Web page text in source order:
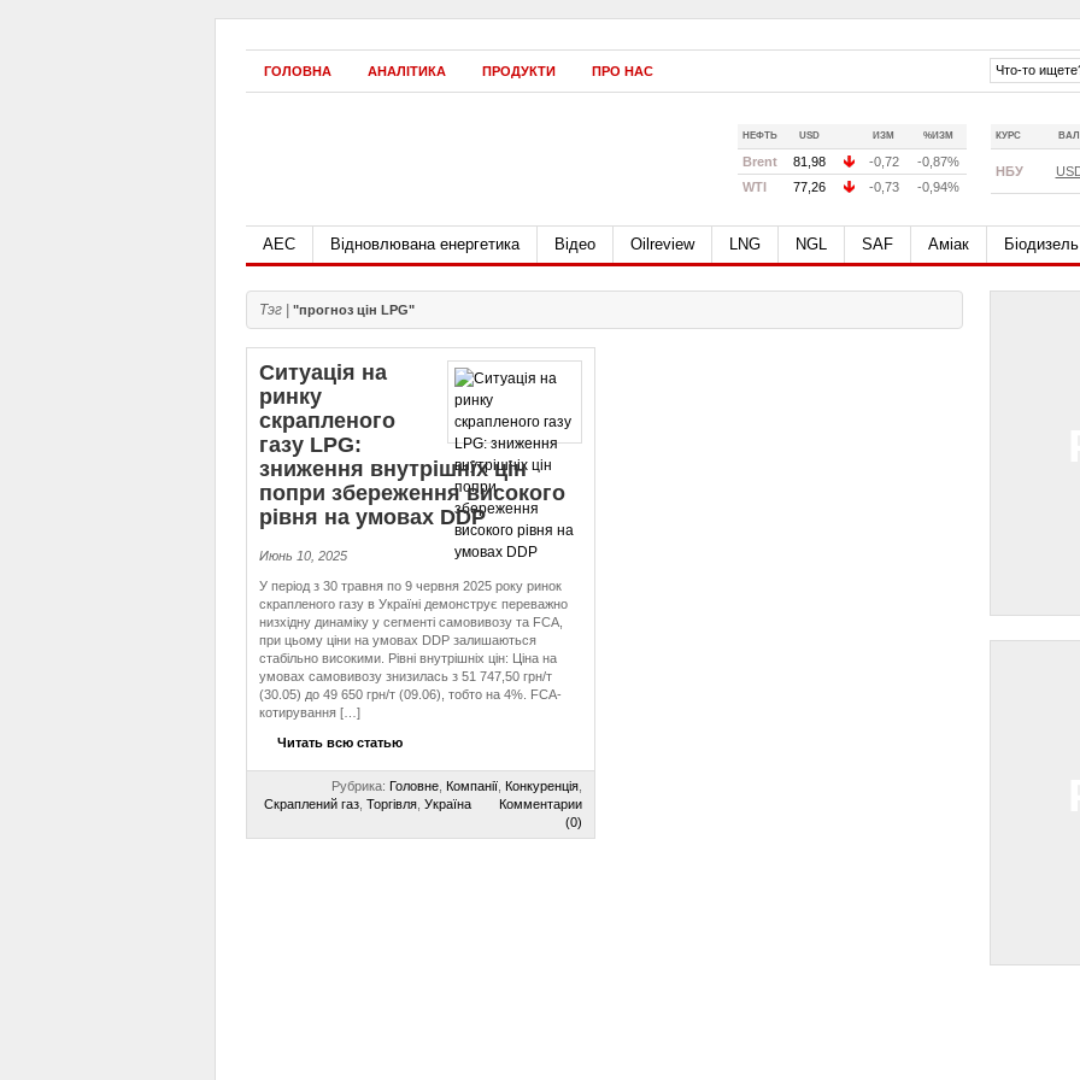
ГОЛОВНА АНАЛІТИКА ПРОДУКТИ ПРО НАС
КУРС ВАЛ
НБУ
НЕФТЬ USD ИЗМ %ИЗМ
Brent 81,98 -0,72
-0,87%
WTI
77,26 -0,73 -0,94%
АЕС Відновлювана енергетика Відео Oilreview LNG NGL SAF Аміак Біодизель
Тэг | "прогноз цін LPG"
Ситуація на
ринку
скрапленого
газу LPG:
зниження внутрішніх цін
попри збереження високого
рівня на умовах DDP
Июнь 10, 2025
У період з 30 травня по 9 червня 2025 року ринок
скрапленого газу в Україні демонструє переважно
низхідну динаміку у сегменті самовивозу та FCA,
при цьому ціни на умовах DDP залишаються
стабільно високими. Рівні внутрішніх цін: Ціна на
умовах самовивозу знизилась з 51 747,50 грн/т
(30.05) до 49 650 грн/т (09.06), тобто на 4%. FCA-
котирування […]
Читать всю статью
Рубрика: Головне, Компанії, Конкуренція,
Скраплений газ, Торгівля, Україна
Комментарии
(0)